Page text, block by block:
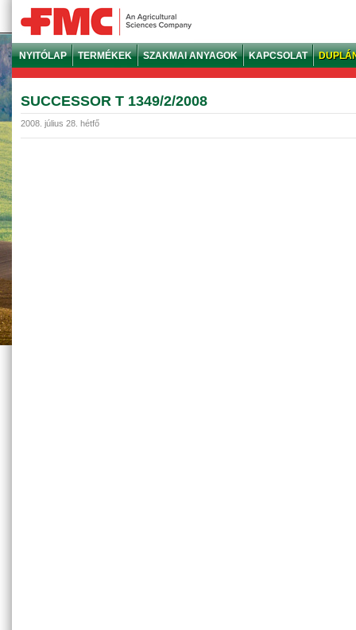
NYITÓLAP TERMÉKEK SZAKMAI ANYAGOK KAPCSOLAT
SUCCESSOR T 1349/2/2008
2008. július 28. hétfő